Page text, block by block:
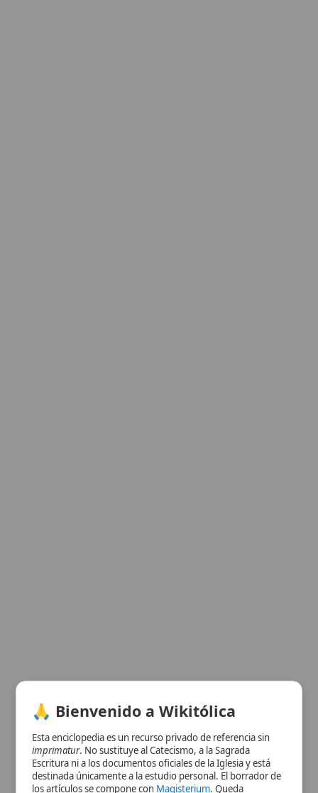
Cuadro resumen
Nombre
San Sabas
Categoría
Persona
Nombre
Completo
Sabas
Cargo Archimandrita
ha leído y acepta expresamente lapolítica de privacidady el